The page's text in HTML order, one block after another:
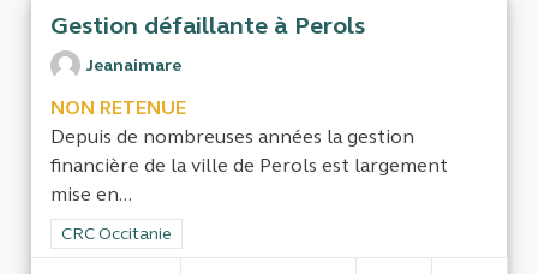
Gestion défaillante à Perols
Jeanaimare
NON RETENUE
Depuis de nombreuses années la gestion
financière de la ville de Perols est largement
mise en...
Filtrer les résultats de la catégorie : CRC Occitanie
CRC Occitanie